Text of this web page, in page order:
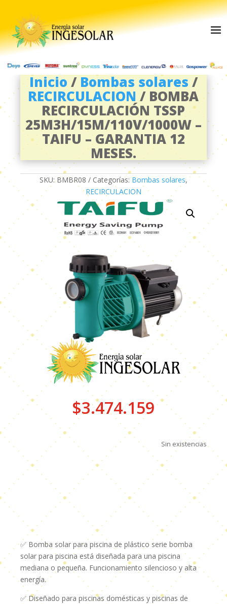
Inicio / Bombas solares /
RECIRCULACION/ BOMBA
RECIRCULACIÓN TSSP
25M3H/15M/110V/1000W –
TAIFU – GARANTIA 12
MESES.
SKU:BMBR08 Categorías: Bombas solares,
RECIRCULACION
$3.474.159
Sin existencias
✅ Bomba solar para piscina de plástico serie bomba
solar para piscina está diseñada para una piscina
mediana o pequeña. Funcionamiento silencioso y alta
energía.
✅ Diseñado para piscinas domésticas y piscinas de